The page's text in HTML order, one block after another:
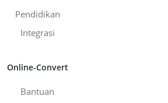
Pendidikan
Integrasi
Online-Convert
Bantuan